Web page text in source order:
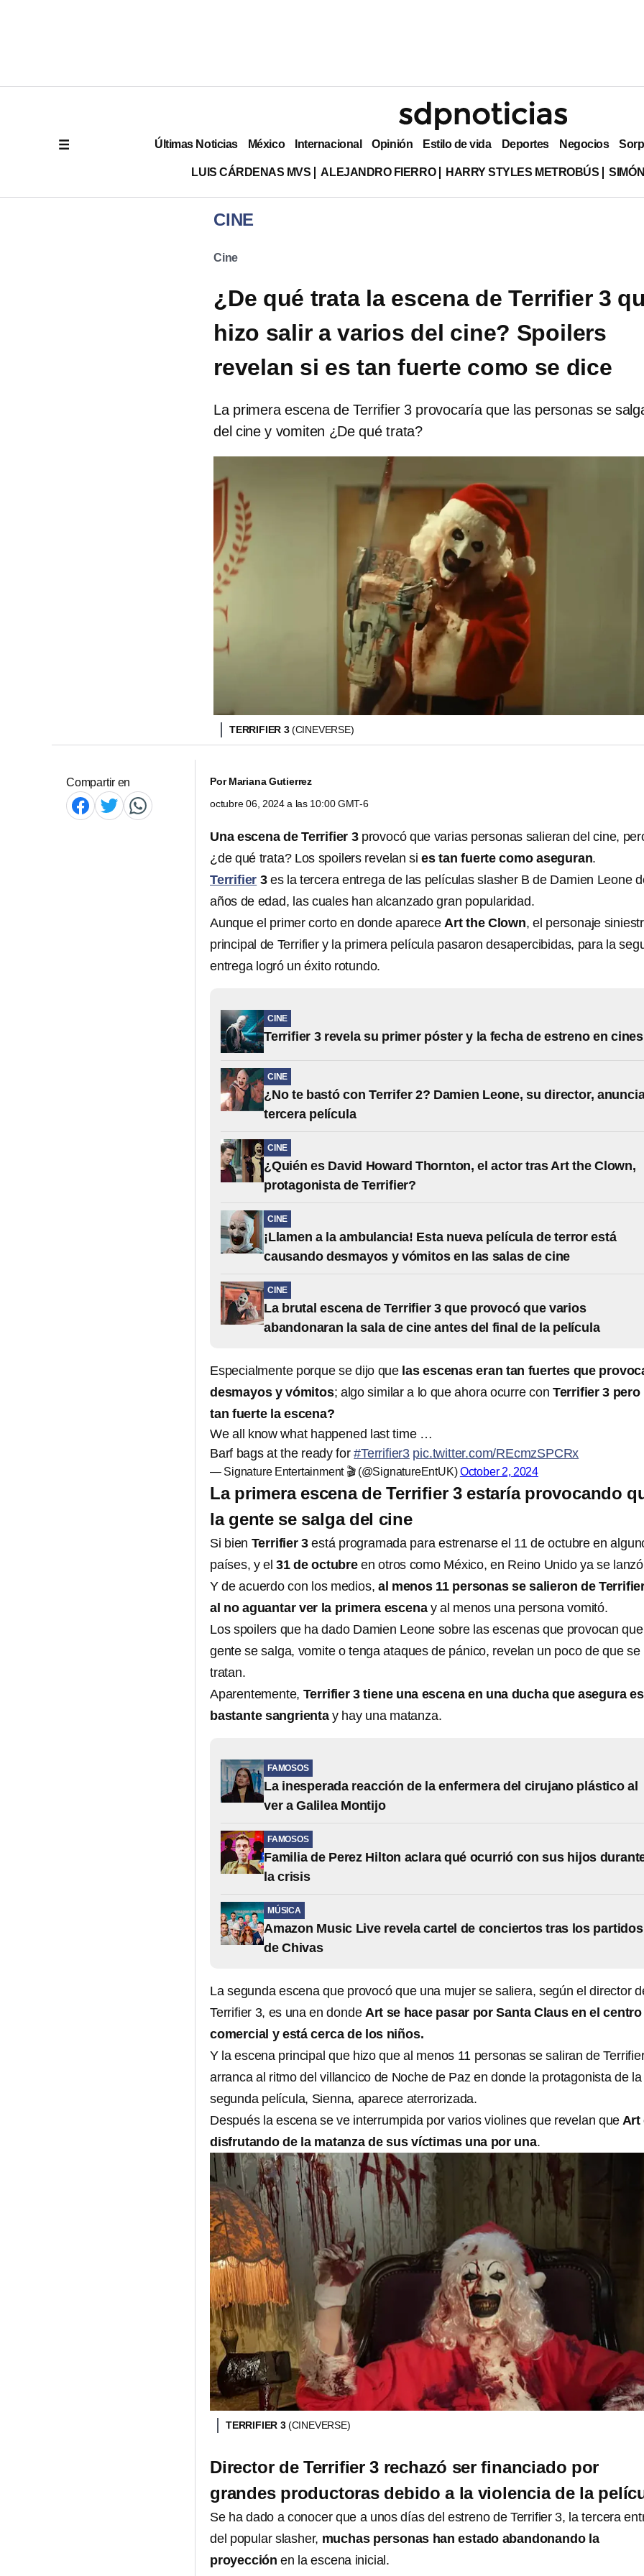
Últimas Noticias México Internacional Opinión Estilo de vida Deportes Negocios
LUIS CÁRDENAS MVS ALEJANDRO FIERRO HARRY STYLES METROBÚS
CINE
Cine
¿De qué trata la escena de Terrifier 3
hizo salir a varios del cine? Spoilers
revelan si es tan fuerte como se dice
La primera escena de Terrifier 3 provocaría que las personas se
del cine y vomiten ¿De qué trata?
TERRIFIER 3(CINEVERSE)
Compartir en PorMariana Gutierrez
octubre 06, 2024 a las 10:00 GMT-6
Una escena de Terrifier 3 provocó que varias personas salieran del cine,
¿de qué trata? Los spoilers revelan sies tan fuerte como aseguran.
Terrifier 3 es la tercera entrega de las películas slasher B de Damien Leone
años de edad, las cuales han alcanzado gran popularidad.
Aunque el primer corto en donde apareceArt the Clown, el personaje
principal de Terrifier y la primera película pasaron desapercibidas, para la
entrega logró un éxito rotundo.
CINE
Terrifier 3 revela su primer póster y la fecha de estreno en cines
CINE
¿No te bastó con Terrifer 2? Damien Leone, su director,
tercera película
CINE
¿Quién es David Howard Thornton, el actor tras Art the Clown,
protagonista de Terrifier?
CINE
¡Llamen a la ambulancia! Esta nueva película de terror está
causando desmayos y vómitos en las salas de cine
CINE
La brutal escena de Terrifier 3 que provocó que varios
abandonaran la sala de cine antes del final de la película
Especialmente porque se dijo que las escenas eran tan fuertes que
desmayos y vómitos; algo similar a lo que ahora ocurre con Terrifier 3 pero
tan fuerte la escena?
We all know what happened last time …
Barf bags at the ready for#Terrifier3 pic.twitter.com/REcmzSPCRx
— Signature Entertainment 🎬 (@SignatureEntUK)October 2, 2024
La primera escena de Terrifier 3 estaría provocando
la gente se salga del cine
Si bien Terrifier 3está programada para estrenarse el 11 de octubre en
países, y el 31 de octubreen otros como México, en Reino Unido ya se
Y de acuerdo con los medios, al menos 11 personas se salieron de
al no aguantar ver la primera escenay al menos una persona vomitó.
Los spoilers que ha dado Damien Leone sobre las escenas que provocan
gente se salga, vomite o tenga ataques de pánico, revelan un poco de que se
tratan.
Aparentemente, Terrifier 3 tiene una escena en una ducha que asegura es
bastante sangrientay hay una matanza.
FAMOSOS
La inesperada reacción de la enfermera del cirujano plástico al
ver a Galilea Montijo
FAMOSOS
Familia de Perez Hilton aclara qué ocurrió con sus hijos
la crisis
MÚSICA
Amazon Music Live revela cartel de conciertos tras los partidos
de Chivas
La segunda escena que provocó que una mujer se saliera, según el director
Terrifier 3, es una en donde Art se hace pasar por Santa Claus en el centro
comercial y está cerca de los niños.
Y la escena principal que hizo que al menos 11 personas se saliran de
arranca al ritmo del villancico de Noche de Paz en donde la protagonista de la
segunda película, Sienna, aparece aterrorizada.
Después la escena se ve interrumpida por varios violines que revelan que Art
disfrutando de la matanza de sus víctimas una por una.
TERRIFIER 3(CINEVERSE)
Director de Terrifier 3 rechazó ser financiado por
grandes productoras debido a la violencia de la
Se ha dado a conocer que a unos días del estreno de Terrifier 3, la tercera
del popular slasher, muchas personas han estado abandonando la
proyecciónen la escena inicial.